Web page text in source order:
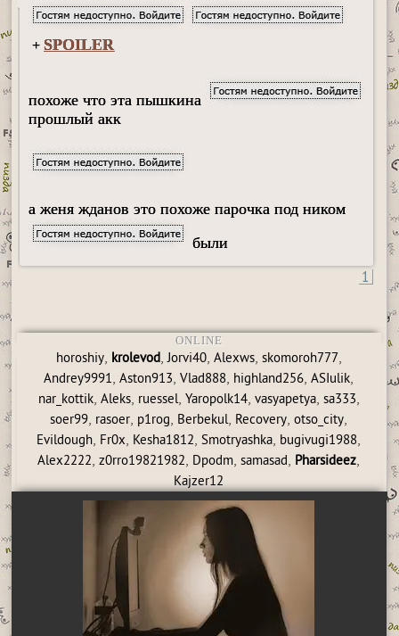
+ SPOILER
похоже что эта пышкина
прошлый акк
а женя жданов это похоже парочка под ником
были
1
ONLINE
horoshiy, krolevod,Jorvi40, Alexws, skomoroh777,
Andrey9991,Aston913,Vlad888, highland256,ASIulik,
nar_kottik, Aleks, ruessel, Yaropolk14, vasyapetya, sa333,
soer99, rasoer, p1rog, Berbekul, Recovery,otso_city,
Evildough, Fr0x, Kesha1812,Smotryashka, bugivugi1988,
Alex2222,z0rro19821982, Dpodm,samasad, Pharsideez,
Kajzer12